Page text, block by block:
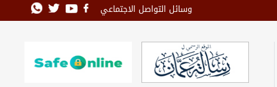
وسائل التواصل الاجتماعي